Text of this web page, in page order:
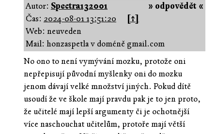
» odpovědět «
Autor: Spectra132001
Čas: 2024-08-01 13:51:20
[↑]
Web: neuveden
Mail: honzaspetla v doméně gmail.com
No ono to není vymývání mozku, protože oni
nepřepisují původní myšlenky oni do mozku
jenom dávají velké množství jiných. Pokud dítě
usoudí že ve škole mají pravdu pak je to jen proto,
že učitelé mají lepší argumenty či je ochotnější
více naschouchat učitelům, protoře mají větší